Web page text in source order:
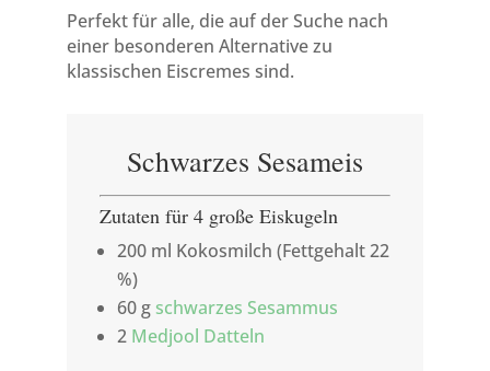
Perfekt für alle, die auf der Suche nach
einer besonderen Alternative zu
klassischen Eiscremes sind.
Schwarzes Sesameis
Zutaten für 4 große Eiskugeln
200 ml Kokosmilch (Fettgehalt 22
%)
60 g schwarzes Sesammus
2 Medjool Datteln